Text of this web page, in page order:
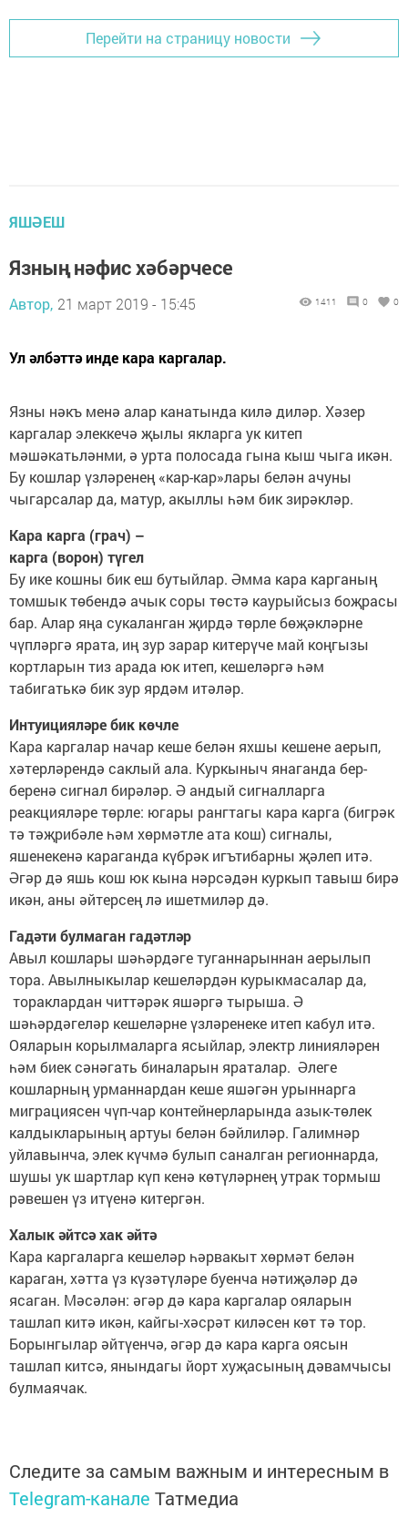
Перейти на страницу новости
ЯШӘЕШ
Язның нәфис хәбәрчесе
Автор, 21 март 2019 - 15:45 1411 0 0
Ул әлбәттә инде кара каргалар.
Язны нәкъ менә алар канатында килә диләр. Хәзер
каргалар элеккечә җылы якларга ук китеп
мәшәкатьләнми, ә урта полосада гына кыш чыга икән.
Бу кошлар үзләренең «кар-кар»лары белән ачуны
чыгарсалар да, матур, акыллы һәм бик зирәкләр.
Кара карга (грач) –
карга (ворон) түгел
Бу ике кошны бик еш бутыйлар. Әмма кара карганың
томшык төбендә ачык соры төстә каурыйсыз боҗрасы
бар. Алар яңа сукаланган җирдә төрле бөҗәкләрне
чүпләргә ярата, иң зур зарар китерүче май коңгызы
кортларын тиз арада юк итеп, кешеләргә һәм
табигатькә бик зур ярдәм итәләр.
Интуицияләре бик көчле
Кара каргалар начар кеше белән яхшы кешене аерып,
хәтерләрендә саклый ала. Куркыныч янаганда бер-
беренә сигнал бирәләр. Ә андый сигналларга
реакцияләре төрле: югары рангтагы кара карга (бигрәк
тә тәҗрибәле һәм хөрмәтле ата кош) сигналы,
яшенекенә караганда күбрәк игътибарны җәлеп итә.
Әгәр дә яшь кош юк кына нәрсәдән куркып тавыш бирә
икән, аны әйтерсең лә ишетмиләр дә.
Гадәти булмаган гадәтләр
Авыл кошлары шәһәрдәге туганнарыннан аерылып
тора. Авылныкылар кешеләрдән курыкмасалар да,
тораклардан читтәрәк яшәргә тырыша. Ә
шәһәрдәгеләр кешеләрне үзләренеке итеп кабул итә.
Ояларын корылмаларга ясыйлар, электр линияләрен
һәм биек сәнәгать биналарын яраталар. Әлеге
кошларның урманнардан кеше яшәгән урыннарга
миграциясен чүп-чар контейнерларында азык-төлек
калдыкларының артуы белән бәйлиләр. Галимнәр
уйлавынча, элек күчмә булып саналган регионнарда,
шушы ук шартлар күп кенә көтүләрнең утрак тормыш
рәвешен үз итүенә китергән.
Халык әйтсә хак әйтә
Кара каргаларга кешеләр һәрвакыт хөрмәт белән
караган, хәтта үз күзәтүләре буенча нәтиҗәләр дә
ясаган. Мәсәлән: әгәр дә кара каргалар ояларын
ташлап китә икән, кайгы-хәсрәт киләсен көт тә тор.
Борынгылар әйтүенчә, әгәр дә кара карга оясын
ташлап китсә, янындагы йорт хуҗасының дәвамчысы
булмаячак.
Следите за самым важным и интересным в
Telegram-канале Татмедиа